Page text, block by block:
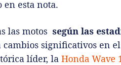
en esta nota.
las motos según las
significativos en
líder, la Honda Wave